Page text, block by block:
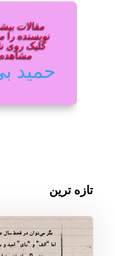
مقالات
نویسنده را
کلیک روی
مشاهده
حمید
تازه ترین